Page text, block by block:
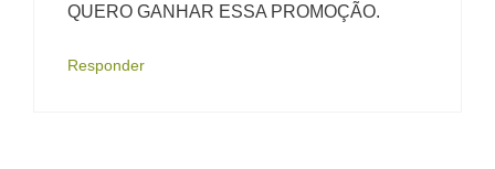
QUERO GANHAR ESSA PROMOÇÃO.
Responder